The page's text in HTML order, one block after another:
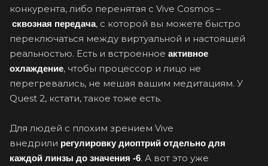
конкурента, либо перенятая с Vive Cosmos –
сквозная передача, с которой вы можете быстро
переключаться между виртуальной и настоящей
реальностью. Есть и встроенное активное
охлаждение, чтобы процессор и лицо не
перегревались, не мешая вашим медитациям. У
Quest 2, кстати, такое тоже есть.
Для людей с плохим зрением Vive
внедрили регулировку диоптрий отдельно для
каждой линзы до значения -6. А вот это уже